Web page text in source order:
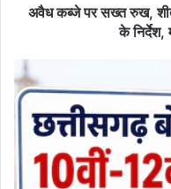
त्वरित
निर्देश,
महापौर
का
निरीक्षण...
अवैध कब्जे पर सख्त रुख,
के निर्देश,
CGBSE
Result
2026
Today:
जारी